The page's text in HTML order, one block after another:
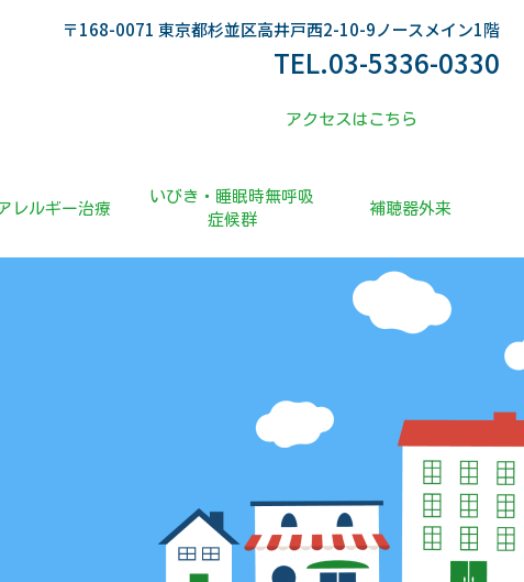
〒168-0071 東京都杉並区高井戸西2-10-9ノースメイン1階
TEL.03-5336-0330
アクセスはこちら
レルギー治療
いびき・睡眠時無呼吸
症候群
補聴器外来